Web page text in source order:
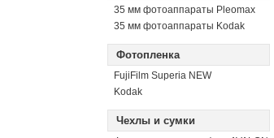
35 мм фотоаппараты Pleomax
35 мм фотоаппараты Kodak
Фотопленка
FujiFilm Superia NEW
Kodak
Чехлы и сумки